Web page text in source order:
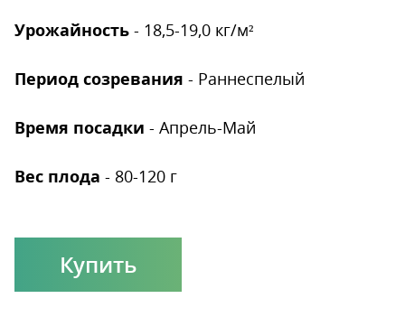
Урожайность - 18,5-19,0 кг/м²
Период созревания - Раннеспелый
Время посадки - Апрель-Май
Вес плода - 80-120 г
Купить